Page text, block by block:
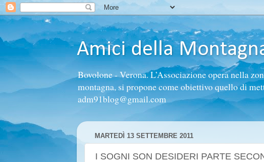
Amici della
Bovolone - Verona. L’Associazione opera nella
montagna, si propone come obiettivo quello di
adm91blog@gmail.com
MARTEDÌ 13 SETTEMBRE 2011
I SOGNI SON DESIDERI PARTE